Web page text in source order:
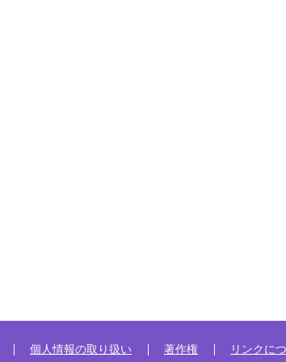
個人情報の取り扱い 著作権 リンクに